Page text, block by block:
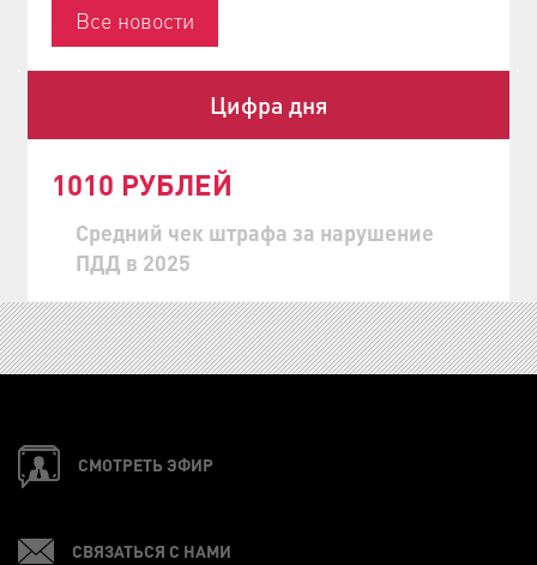
Все новости
Цифра дня
1010 РУБЛЕЙ
Средний чек штрафа за нарушение
ПДД в 2025
СМОТРЕТЬ ЭФИР
СВЯЗАТЬСЯ С НАМИ